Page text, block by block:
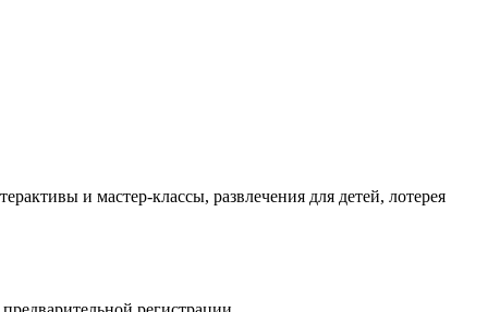
и мастер-классы, развлечения для детей, лотерея